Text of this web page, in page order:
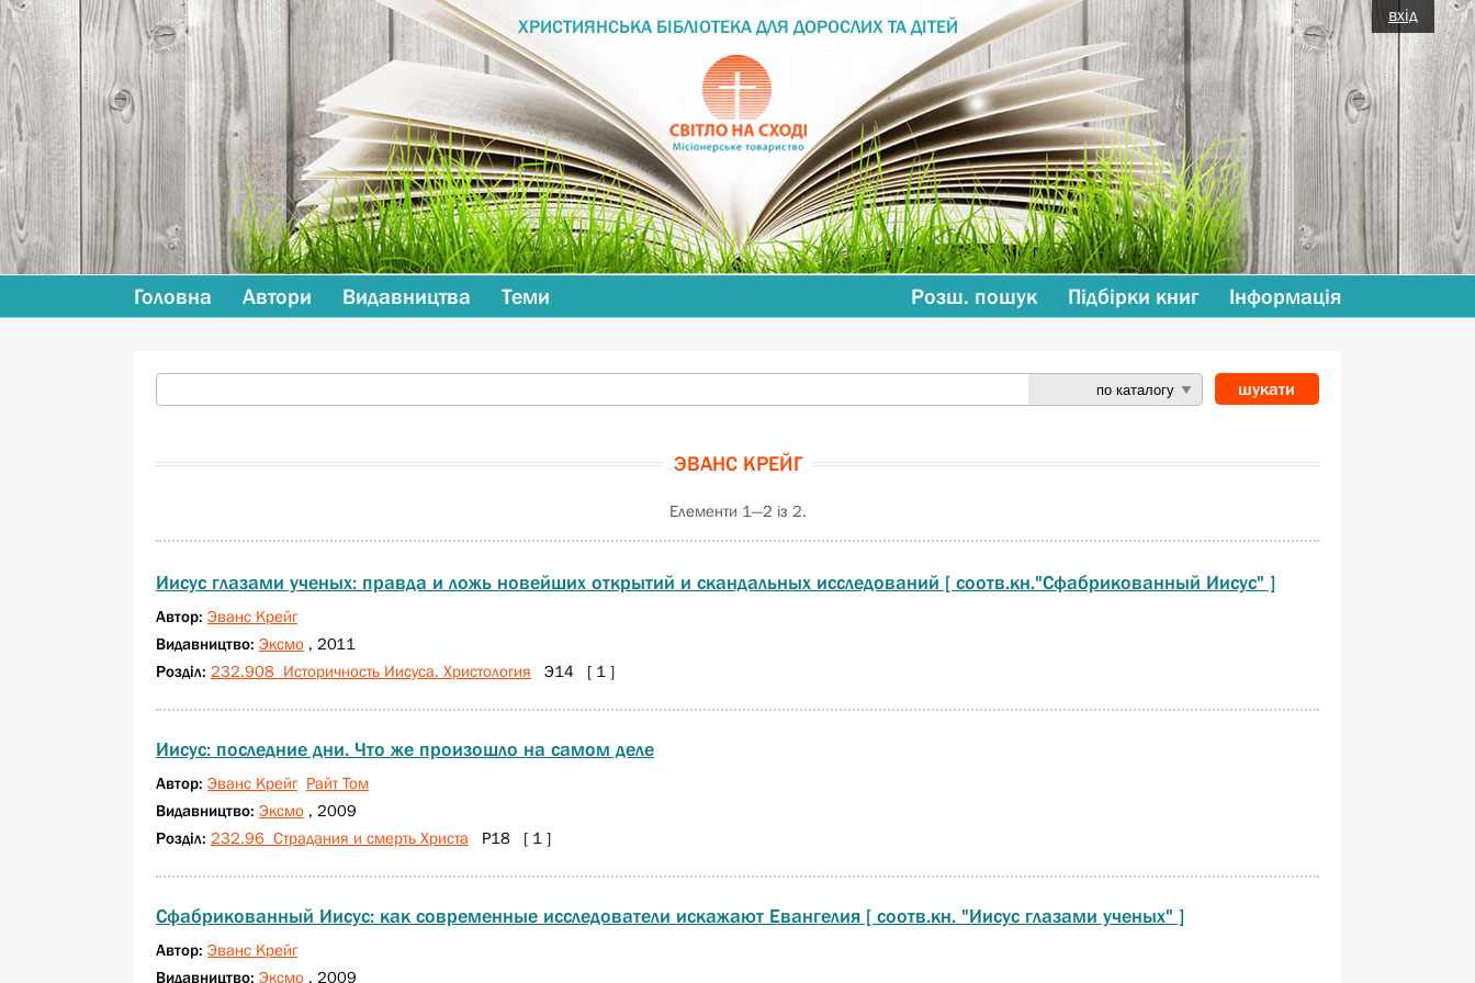
ХРИСТИЯНСЬКА БІБЛІОТЕКА ДЛЯ ДОРОСЛИХ ТА ДІТЕЙ
Головна Автори Видавництва Теми Розш. пошук Підбірки книг Інформація
ЭВАНС КРЕЙГ
Елементи 1—2 із 2.
Иисус глазами ученых: правда и ложь новейших открытий и скандальных исследований [ соотв.кн."Сфабрикованный Иисус" ]
Автор: Эванс Крейг
Видавництво: Эксмо , 2011
Розділ: 232.908 Историчность Иисуса. Христология Э14 [ 1 ]
Иисус: последние дни. Что же произошло на самом деле
Автор: Эванс Крейг Райт Том
Видавництво: Эксмо , 2009
Розділ: 232.96 Страдания и смерть Христа Р18 [ 1 ]
Сфабрикованный Иисус: как современные исследователи искажают Евангелия [ соотв.кн. "Иисус глазами ученых" ]
Автор: Эванс Крейг
Видавництво: Эксмо , 2009
вхід